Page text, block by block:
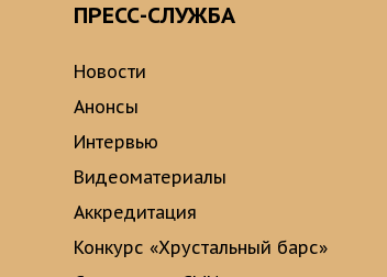
ПРЕСС-СЛУЖБА
Новости
Анонсы
Интервью
Видеоматериалы
Аккредитация
Конкурс «Хрустальный барс»